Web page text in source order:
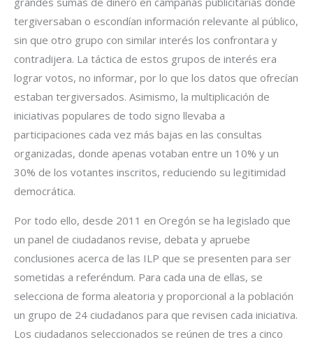
tergiversaban o escondían información relevante al público,
sin que otro grupo con similar interés los confrontara y
contradijera. La táctica de estos grupos de interés era
lograr votos, no informar, por lo que los datos que ofrecían
estaban tergiversados. Asimismo, la multiplicación de
iniciativas populares de todo signo llevaba a
participaciones cada vez más bajas en las consultas
organizadas, donde apenas votaban entre un 10% y un
30% de los votantes inscritos, reduciendo su legitimidad
democrática.
Por todo ello, desde 2011 en Oregón se ha legislado que
un panel de ciudadanos revise, debata y apruebe
conclusiones acerca de las ILP que se presenten para ser
sometidas a referéndum. Para cada una de ellas, se
selecciona de forma aleatoria y proporcional a la población
un grupo de 24 ciudadanos para que revisen cada iniciativa.
Los ciudadanos seleccionados se reúnen de tres a cinco